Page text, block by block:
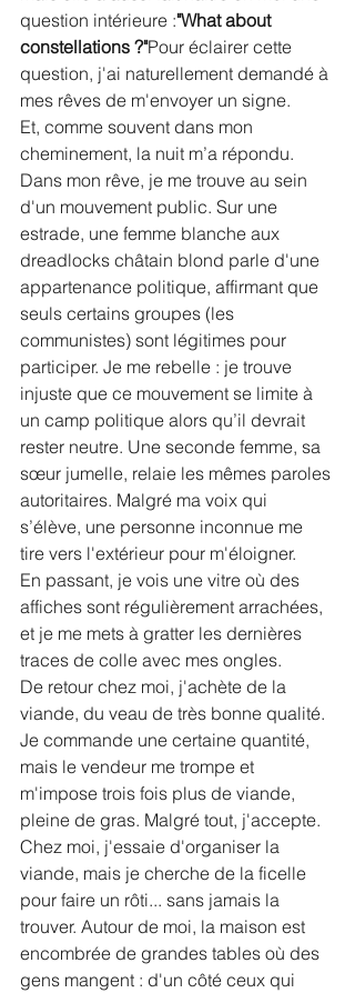
question intérieure :"What about
constellations ?"Pour éclairer cette
question, j'ai naturellement demandé à
mes rêves de m'envoyer un signe.
Et, comme souvent dans mon
cheminement, la nuit m’a répondu.
Dans mon rêve, je me trouve au sein
d'un mouvement public. Sur une
estrade, une femme blanche aux
dreadlocks châtain blond parle d'une
appartenance politique, affirmant que
seuls certains groupes (les
communistes) sont légitimes pour
participer. Je me rebelle : je trouve
injuste que ce mouvement se limite à
un camp politique alors qu’il devrait
rester neutre. Une seconde femme, sa
sœur jumelle, relaie les mêmes paroles
autoritaires. Malgré ma voix qui
s’élève, une personne inconnue me
tire vers l'extérieur pour m'éloigner.
En passant, je vois une vitre où des
affiches sont régulièrement arrachées,
et je me mets à gratter les dernières
traces de colle avec mes ongles.
De retour chez moi, j'achète de la
viande, du veau de très bonne qualité.
Je commande une certaine quantité,
mais le vendeur me trompe et
m'impose trois fois plus de viande,
pleine de gras. Malgré tout, j'accepte.
Chez moi, j'essaie d'organiser la
viande, mais je cherche de la ficelle
pour faire un rôti... sans jamais la
trouver. Autour de moi, la maison est
encombrée de grandes tables où des
gens mangent : d'un côté ceux qui